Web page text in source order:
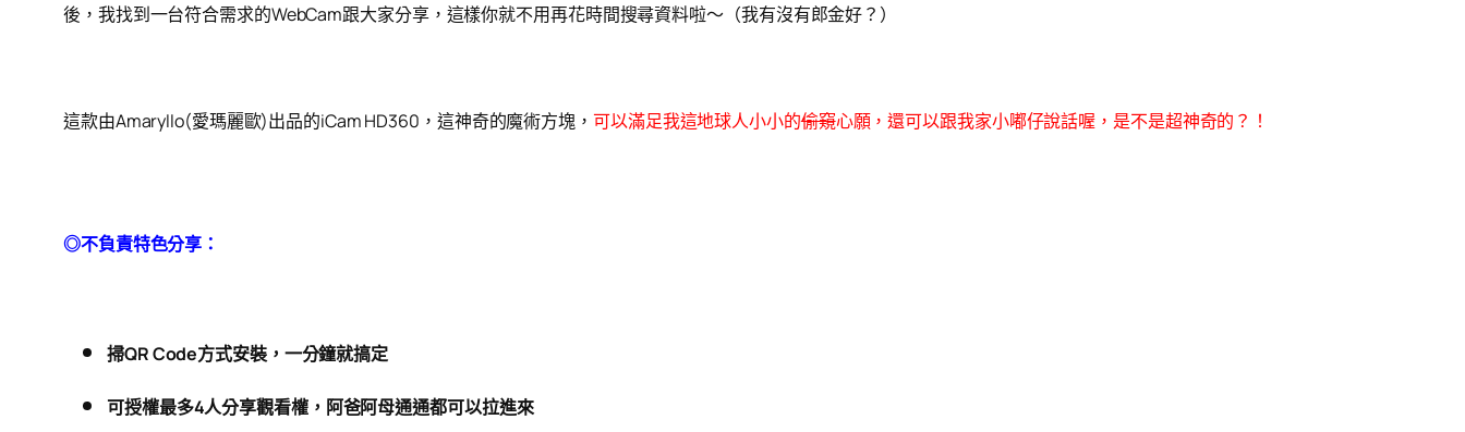
後，我找到一台符合需求的WebCam跟大家分享，這樣你就不用再花時間搜尋資料啦～（我有沒有郎金好？）
這款由Amaryllo(愛瑪麗歐)出品的iCam HD360，這神奇的魔術方塊， 可以滿足我這地球人小小的偷窺心願，還可以跟我家小嘟仔說話喔，是不是超神奇的？！
◎不負責特色分享：
掃QR Code方式安裝，一分鐘就搞定
可授權最多4人分享觀看權，阿爸阿母通通都可以拉進來